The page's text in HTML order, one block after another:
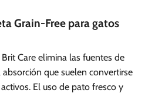
Grain-Free para gatos
Care elimina las fuentes de
que suelen convertirse
El uso de pato fresco y